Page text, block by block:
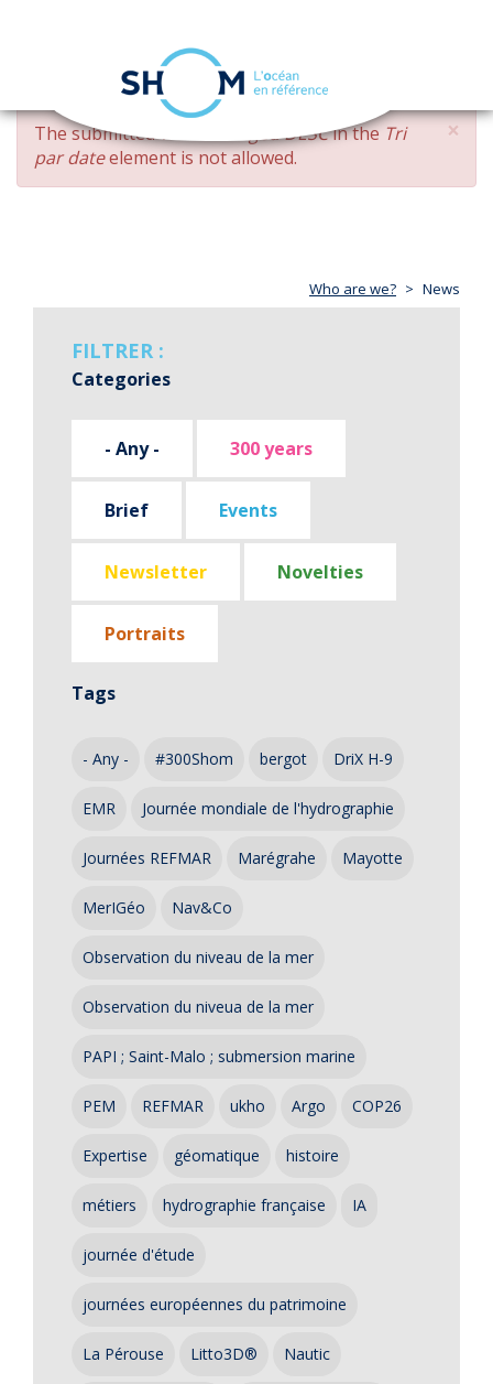
Skip
main
content
navigation
×
ERROR
MESSAGE
The submitted value changed DESCin the Tri
par dateelement is not allowed.
Who are we? News
FILTRER :
Categories
- Any - 300 years
Brief Events
Newsletter Novelties
Portraits
Tags
- Any - #300Shom bergot DriX H-9
EMR Journée mondiale de l'hydrographie
Journées REFMAR Marégrahe Mayotte
MerIGéo Nav&Co
Observation du niveau de la mer
Observation du niveua de la mer
PAPI ; Saint-Malo ; submersion marine
PEM REFMAR ukho Argo COP26
Expertise géomatique histoire
métiers hydrographie française IA
journée d'étude
journées européennes du patrimoine
La Pérouse Litto3D® Nautic